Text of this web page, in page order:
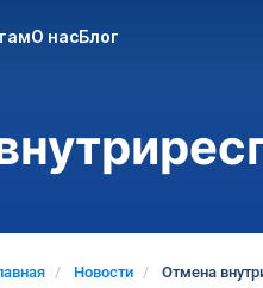
О насБлог
Новости Отмена